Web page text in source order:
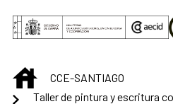
Saltar al contenido principal
INICIOCCE-SANTIAGO
Taller de pintura y escritura